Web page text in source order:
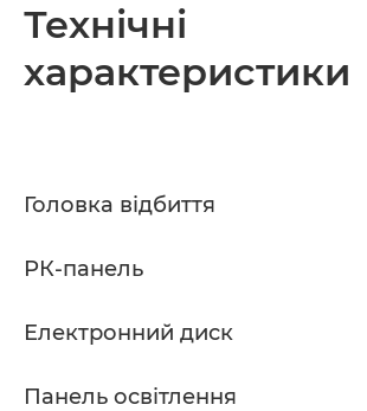
Технічні
характеристики
Головка відбиття
РК-панель
Електронний диск
Панель освітлення